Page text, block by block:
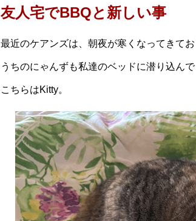
友人宅でBBQと新しい事
最近のケアンズは、朝夜が寒くなってきてお
うちのにゃんずも私達のベッドに潜り込ん
こちらはKitty。